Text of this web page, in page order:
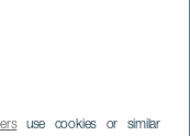
use cookies or similar